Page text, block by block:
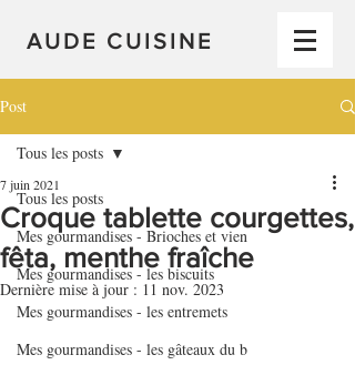
AUDE CUISINE
Post
Tous les posts
Mes gourmandises - Brioches et vien
Mes gourmandises - les biscuits
Mes gourmandises - les entremets
Mes gourmandises - les gâteaux du b
Tous les posts
Croque tablette courgettes,
fêta, menthe fraîche
7 juin 2021
Dernière mise à jour : 11 nov. 2023